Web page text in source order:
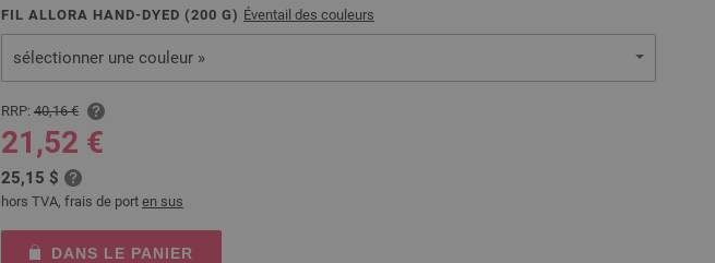
FIL ALLORA HAND-DYED (200 G) Éventail des couleurs
sélectionner une couleur »
RRP: 40,16 €
21,52 €
25,15 $
hors TVA, frais de port en sus
DANS LE PANIER